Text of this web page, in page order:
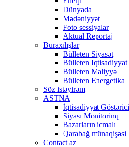
Dünyada
Mədəniyyət
Foto sessiyalar
Aktual Reportaj
Buraxılışlar
Bülleten Siyasət
Bülleten İqtisadiyyat
Bülleten Maliyyə
Bülleten Energetika
Söz istəyirəm
ASTNA
İqtisadiyyat
Siyası Monitorinq
Bazarların icmalı
Qarabağ münaqişəsi
Contact az